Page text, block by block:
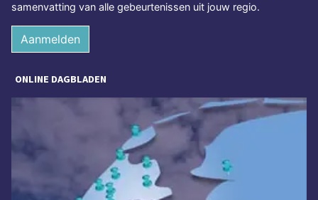
samenvatting van alle gebeurtenissen uit jouw regio.
Aanmelden
ONLINE DAGBLADEN